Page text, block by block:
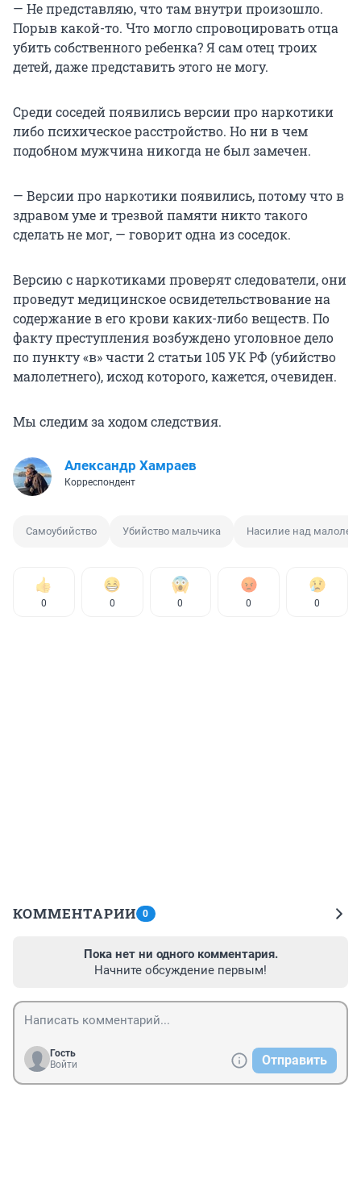
— Не представляю, что там внутри произошло.
Порыв какой-то. Что могло спровоцировать отца
убить собственного ребенка? Я сам отец троих
детей, даже представить этого не могу.
Среди соседей появились версии про наркотики
либо психическое расстройство. Но ни в чем
подобном мужчина никогда не был замечен.
— Версии про наркотики появились, потому что в
здравом уме и трезвой памяти никто такого
сделать не мог, — говорит одна из соседок.
Версию с наркотиками проверят следователи, они
проведут медицинское освидетельствование на
содержание в его крови каких-либо веществ. По
факту преступления возбуждено уголовное дело
попункту «в»части 2статьи 105УК РФ (убийство
малолетнего), исход которого, кажется, очевиден.
Мы следим за ходом следствия.
Александр Хамраев
Корреспондент
Самоубийство Убийство мальчика Насилие над
0 0 0 0 0
КОММЕНТАРИИ 0
Пока нет ни одного комментария.
Начните обсуждение первым!
Гость
Войти
Отправить